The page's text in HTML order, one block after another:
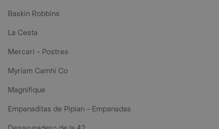
Baskin Robbins
La Cesta
Mercari - Postres
Myriam Camhi Co
Magnifique
Empanaditas de Pipian - Empanadas